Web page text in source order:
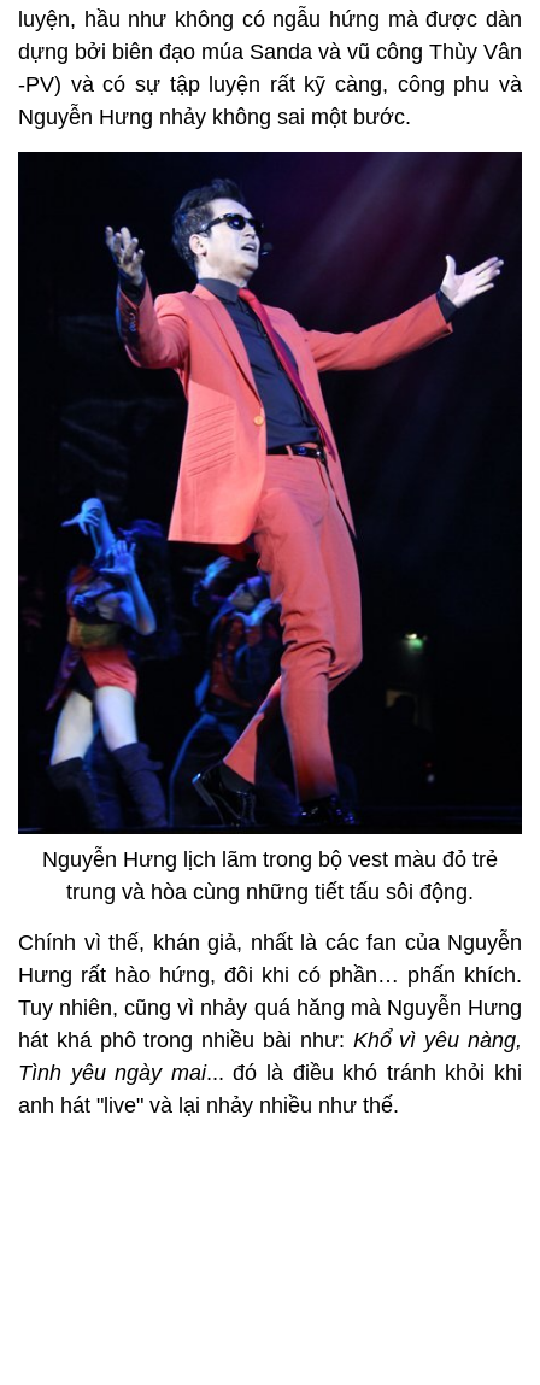
luyện, hầu như không có ngẫu hứng mà được dàn
dựng bởi biên đạo múa Sanda và vũ công Thùy Vân
-PV) và có sự tập luyện rất kỹ càng, công phu và
Nguyễn Hưng nhảy không sai một bước.
Nguyễn Hưng lịch lãm trong bộ vest màu đỏ trẻ
trung và hòa cùng những tiết tấu sôi động.
Chính vì thế, khán giả, nhất là các fan của Nguyễn
Hưng rất hào hứng, đôi khi có phần… phấn khích.
Tuy nhiên, cũng vì nhảy quá hăng mà Nguyễn Hưng
hát khá phô trong nhiều bài như: Khổ vì yêu nàng,
Tình yêu ngày mai... đó là điều khó tránh khỏi khi
anh hát "live" và lại nhảy nhiều như thế.